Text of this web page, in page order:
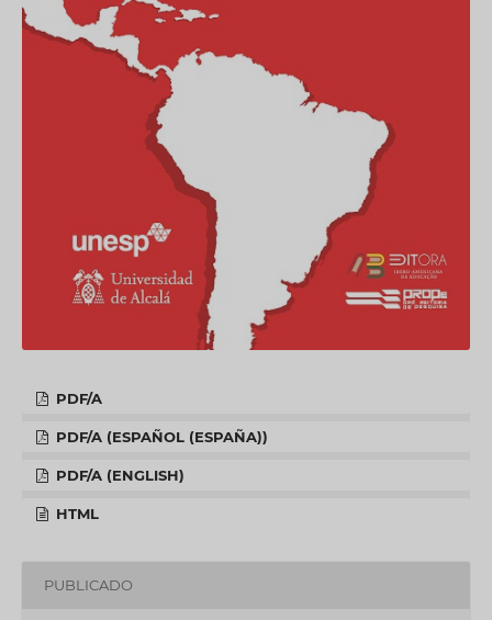
PDF/A
PDF/A (ESPAÑOL (ESPAÑA))
PDF/A (ENGLISH)
HTML
PUBLICADO